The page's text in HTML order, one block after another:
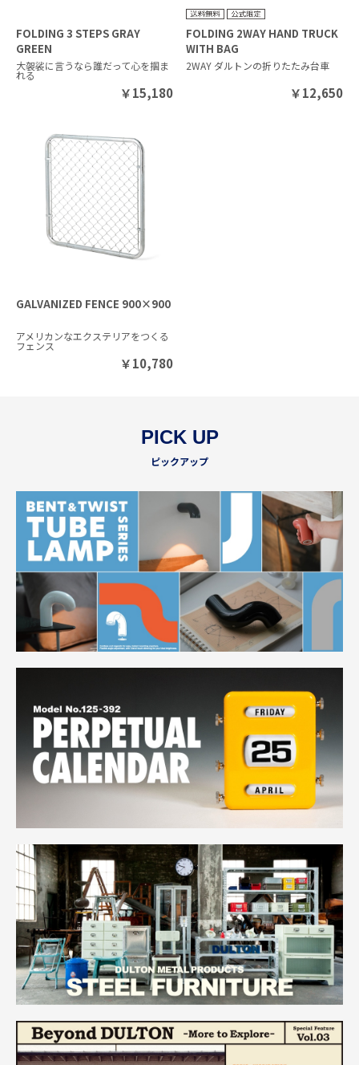
FOLDING 3 STEPS GRAY
GREEN
大袈裟に言うなら誰だって心を掴ま
れる
￥15,180
FOLDING 2WAY HAND TRUCK
WITH BAG
2WAY ダルトンの折りたたみ台車
￥12,650
GALVANIZED FENCE 900×900
アメリカンなエクステリアをつくる
フェンス
￥10,780
PICK UP
ピックアップ